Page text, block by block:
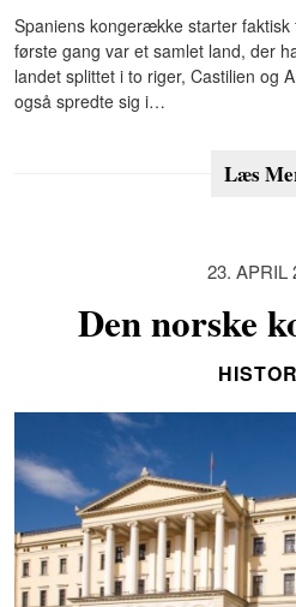
Spaniens kongerække starter
første gang var et samlet land, der
landet splittet i to riger, Castilien og
også spredte sig i…
Læs
23. APRIL
Den norske